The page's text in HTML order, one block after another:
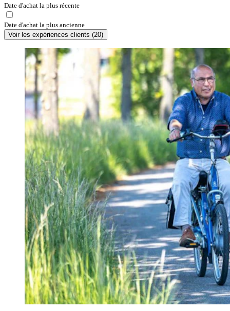
Date d'achat la plus récente
Date d'achat la plus ancienne
Voir les expériences clients (20)